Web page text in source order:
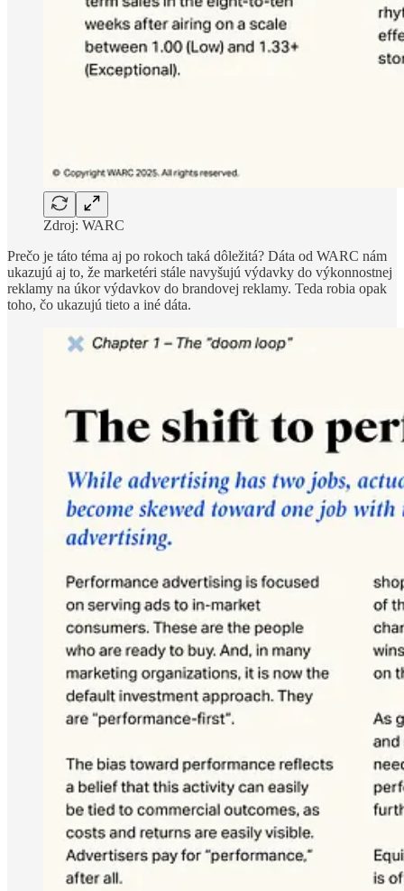
Zdroj: WARC
Prečo je táto téma aj po rokoch taká dôležitá? Dáta od WARC nám
ukazujú aj to, že marketéri stále navyšujú výdavky do výkonnostnej
reklamy na úkor výdavkov do brandovej reklamy. Teda robia opak
toho, čo ukazujú tieto a iné dáta.